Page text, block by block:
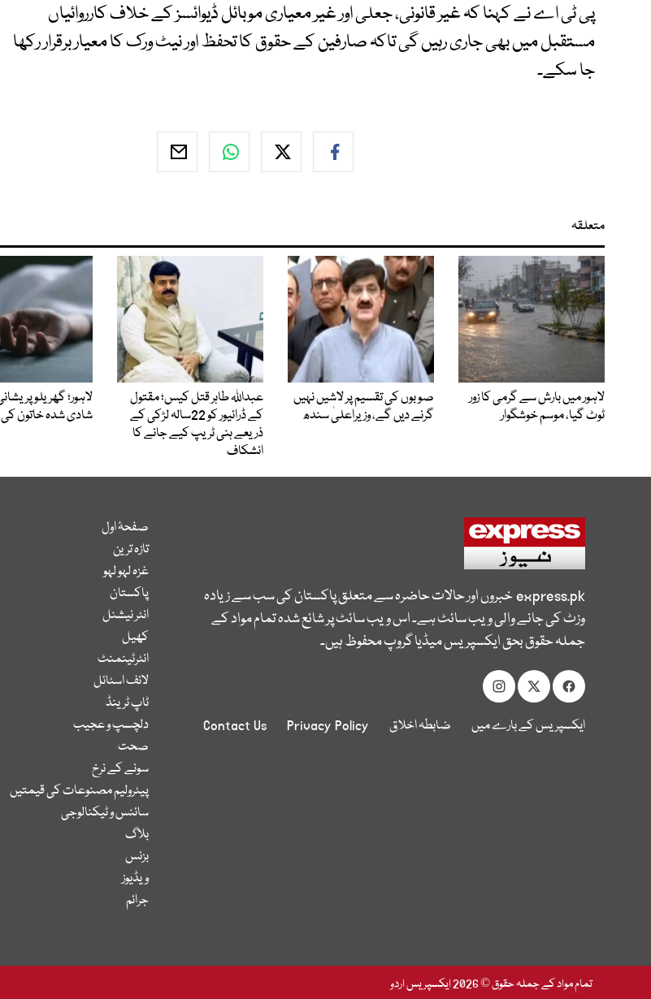
پی ٹی اے نے کہنا کہ غیر قانونی، جعلی اور غیر معیاری موبائل ڈیوائسز کے خلاف کارروائیاں
مستقبل میں بھی جاری رہیں گی تاکہ صارفین کے حقوق کا تحفظ اور نیٹ ورک کا معیار برقرار رکھا
جا سکے۔
متعلقہ
لاہور میں بارش سے گرمی کا زور
ٹوٹ گیا، موسم خوشگوار
صوبوں کی تقسیم پر لاشیں نہیں
گرنے دیں گے، وزیراعلیٰ سندھ
عبداللہ طاہر قتل کیس؛ مقتول
کے ڈرائیور کو 22سالہ لڑکی کے
ذریعے ہنی ٹریپ کیے جانے کا
انشکاف
لاہور؛ گھریلو
شادی شدہ خاتون
express.pkخبروں اور حالات حاضرہ سے متعلق پاکستان کی سب سے زیادہ
وزٹ کی جانے والی ویب سائٹ ہے۔ اس ویب سائٹ پر شائع شدہ تمام مواد کے
جملہ حقوق بحق ایکسپریس میڈیا گروپ محفوظ ہیں۔
ایکسپریس کے بارے میں ضابطہ اخلاق Privacy Policy
Contact Us
صفحۂ اول
تازہ ترین
غزہ لہو لہو
پاکستان
انٹر نیشنل
کھیل
انٹرٹینمنٹ
لائف اسٹائل
ٹاپ ٹرینڈ
دلچسپ و عجیب
صحت
سونے کے نرخ
پیٹرولیم مصنوعات کی قیمتیں
سائنس و ٹیکنالوجی
بلاگ
بزنس
ویڈیوز
جرائم
تمام مواد کے جملہ حقوق © 2026 ایکسپریس اردو